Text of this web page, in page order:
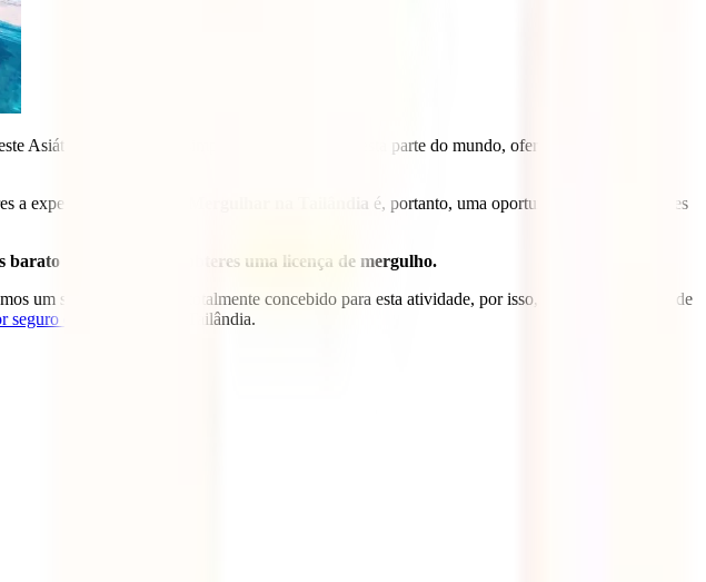
Asiático. É uma porta simples e agradável para esta parte do mundo, oferecendo
a experiência completa. Mergulhar na Tailândia é, portanto, uma oportunidade que não deves
barato do mundo para obteres uma licença de mergulho.
um seguro de viagem totalmente concebido para esta atividade, por isso, quando terminares de
seguro de viagem para a Tailândia.